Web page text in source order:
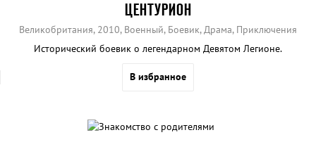
ЦЕНТУРИОН
Великобритания, 2010, Военный, Боевик, Драма, Приключения
Исторический боевик о легендарном Девятом Легионе.
В избранное